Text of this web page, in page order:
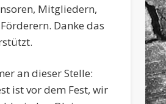
Mitgliedern,
Danke das
an dieser Stelle:
ist vor dem Fest, wir